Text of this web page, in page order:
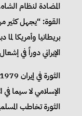
المضادة لنظام
القوة: “يجهل كثير
بريطانيا وأمريكا
الإيراني دوراً في
الإسلامي لا سيما
الثورة تخاطب